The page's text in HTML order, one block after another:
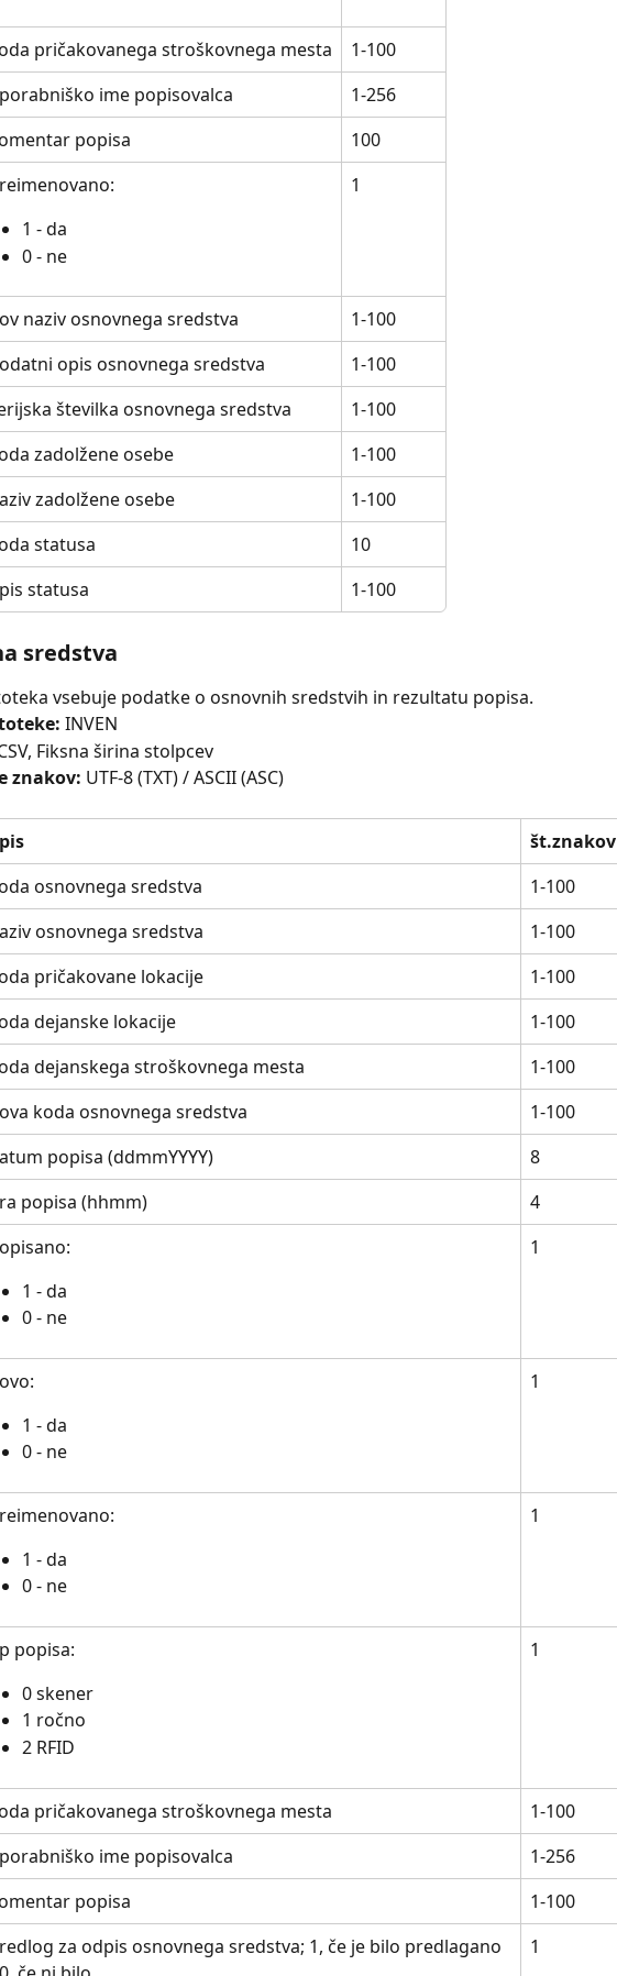
pričakovanega stroškovnega mesta
1-100
ime popisovalca
1-256
popisa
100
1 - da
0 - ne
1
naziv osnovnega sredstva
1-100
opis osnovnega sredstva
1-100
številka osnovnega sredstva
1-100
zadolžene osebe
1-100
zadolžene osebe
1-100
statusa
10
statusa 1-100
sredstva
vsebuje podatke o osnovnih sredstvih in rezultatu popisa.
INVEN
Fiksna širina stolpcev
znakov: UTF-8 (TXT) / ASCII (ASC)
št.znakov
osnovnega sredstva
1-100
osnovnega sredstva
1-100
pričakovane lokacije
1-100
dejanske lokacije
1-100
dejanskega stroškovnega mesta
1-100
koda osnovnega sredstva
1-100
popisa (ddmmYYYY)
8
popisa (hhmm)
4
1 - da
0 - ne
1
1 - da
0 - ne
1
1 - da
0 - ne
1
popisa:
0 skener
1 ročno
2 RFID
1
pričakovanega stroškovnega mesta
1-100
ime popisovalca
1-256
popisa
1-100
za odpis osnovnega sredstva; 1, če je bilo predlagano
1